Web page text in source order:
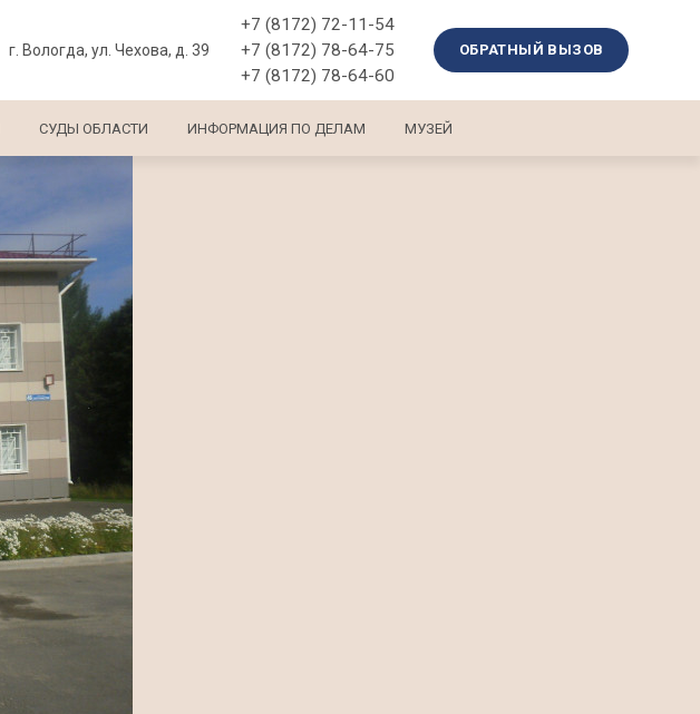
г. Вологда, ул. Чехова, д. 39
+7 (8172) 72-11-54
+7 (8172) 78-64-75
+7 (8172) 78-64-60
ОБРАТНЫЙ ВЫЗОВ
СУДЫ ОБЛАСТИ ИНФОРМАЦИЯ ПО ДЕЛАМ МУЗЕЙ